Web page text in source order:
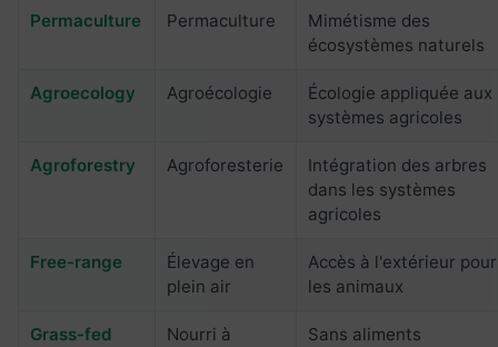
Permaculture Permaculture
Mimétisme des
écosystèmes naturels
Agroecology Agroécologie
Écologie appliquée aux
systèmes agricoles
Agroforestry Agroforesterie
Intégration des arbres
dans les systèmes
agricoles
Free-range
Élevage en
plein air
Accès à l'extérieur pour
les animaux
Grass-fed
Nourri à
Sans aliments